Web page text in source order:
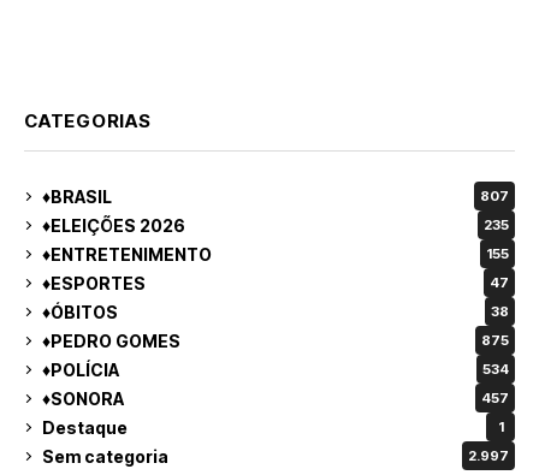
CATEGORIAS
♦BRASIL 807
♦ELEIÇÕES 2026 235
♦ENTRETENIMENTO 155
♦ESPORTES 47
♦ÓBITOS 38
♦PEDRO GOMES 875
♦POLÍCIA 534
♦SONORA 457
Destaque 1
Sem categoria 2.997